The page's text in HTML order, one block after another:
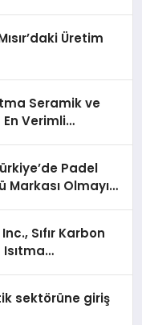
Üretim
Seramik ve
Verimli
Padel
Markası Olmayı
Sıfır Karbon
sektörüne giriş